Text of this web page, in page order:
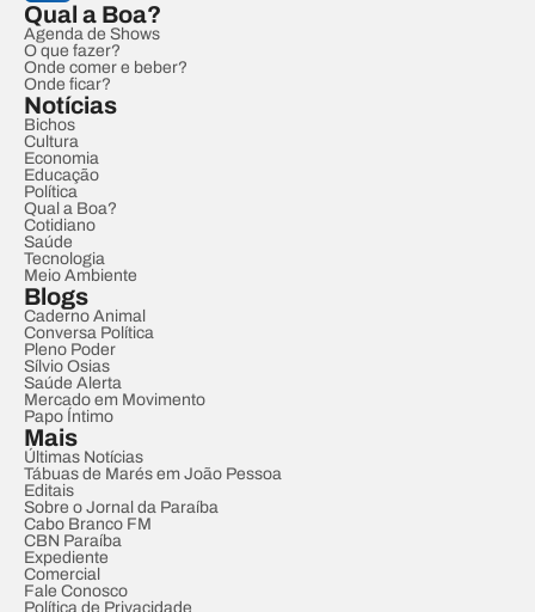
Qual a Boa?
Agenda de Shows
O que fazer?
Onde comer e beber?
Onde ficar?
Notícias
Bichos
Cultura
Economia
Educação
Política
Qual a Boa?
Cotidiano
Saúde
Tecnologia
Meio Ambiente
Blogs
Caderno Animal
Conversa Política
Pleno Poder
Sílvio Osias
Saúde Alerta
Mercado em Movimento
Papo Íntimo
Mais
Últimas Notícias
Tábuas de Marés em João Pessoa
Editais
Sobre o Jornal da Paraíba
Cabo Branco FM
CBN Paraíba
Expediente
Comercial
Fale Conosco
Política de Privacidade